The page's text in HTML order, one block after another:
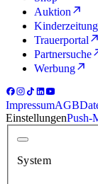
Auktion
Kinderzeitung
Trauerportal
Partnersuche
Werbung
ImpressumAGB
EinstellungenPush-
System